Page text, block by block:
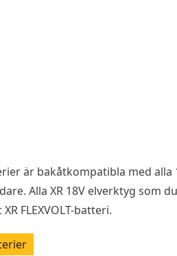
x 3,6V = 54V) - 1 sträng
är bakåtkompatibla med alla
Alla XR 18V elverktyg som
FLEXVOLT-batteri.